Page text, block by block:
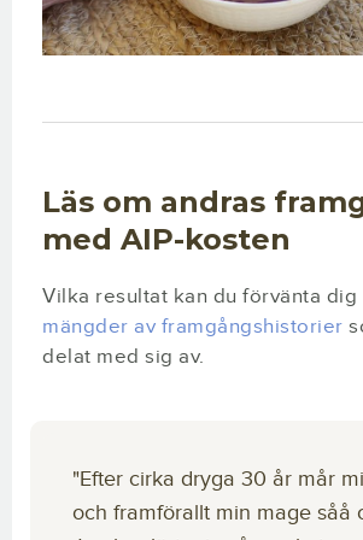
Läs om andras
med AIP-kosten
Vilka resultat kan du förvänta dig
mängder av framgångshistorier
delat med sig av.
"Efter cirka dryga 30 år mår
och framförallt min mage såå